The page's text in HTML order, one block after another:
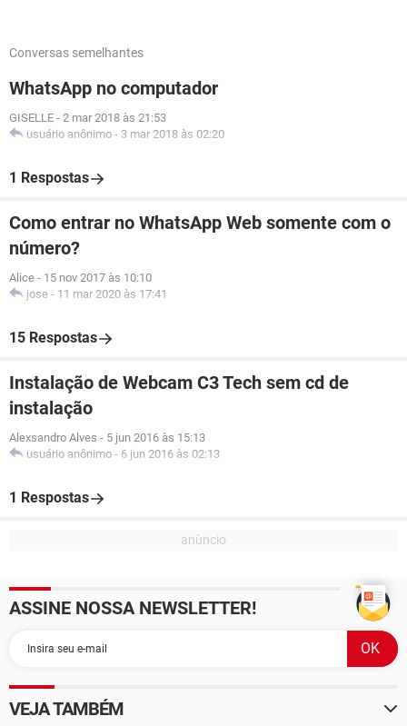
Conversas semelhantes
WhatsApp no computador
GISELLE - 2 mar 2018 às 21:53
usuário anônimo - 3 mar 2018 às 02:20
1 Respostas
Como entrar no WhatsApp Web somente com o
número?
Alice - 15 nov 2017 às 10:10
jose - 11 mar 2020 às 17:41
15 Respostas
Instalação de Webcam C3 Tech sem cd de
instalação
Alexsandro Alves - 5 jun 2016 às 15:13
usuário anônimo - 6 jun 2016 às 02:13
1 Respostas
ASSINE NOSSA NEWSLETTER!
VEJA TAMBÉM